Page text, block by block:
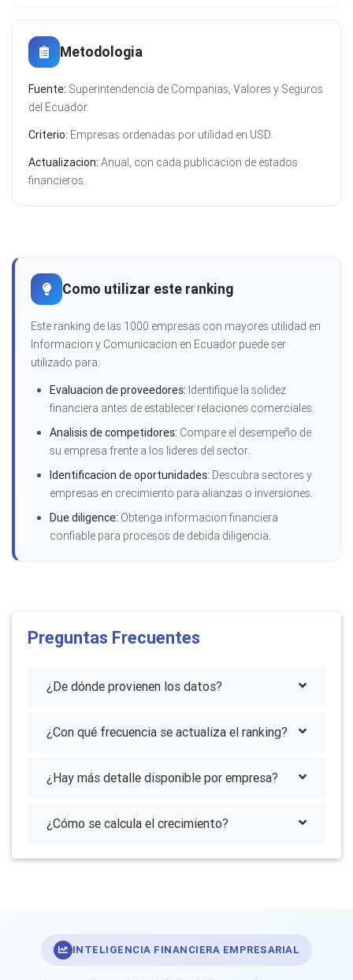
Metodologia
Fuente: Superintendencia de Companias, Valores y Seguros
del Ecuador.
Criterio: Empresas ordenadas por utilidad en USD.
Actualizacion: Anual, con cada publicacion de estados
financieros.
Como utilizar este ranking
Este ranking de las 1000 empresas con mayores utilidad en
Informacion y Comunicacion en Ecuador puede ser
utilizado para:
Evaluacion de proveedores: Identifique la solidez
financiera antes de establecer relaciones comerciales.
Analisis de competidores: Compare el desempeño de
su empresa frente a los lideres del sector.
Identificacion de oportunidades: Descubra sectores y
empresas en crecimiento para alianzas o inversiones.
Due diligence: Obtenga informacion financiera
confiable para procesos de debida diligencia.
Preguntas Frecuentes
¿De dónde provienen los datos?
¿Con qué frecuencia se actualiza el ranking?
¿Hay más detalle disponible por empresa?
¿Cómo se calcula el crecimiento?
INTELIGENCIA FINANCIERA EMPRESARIAL